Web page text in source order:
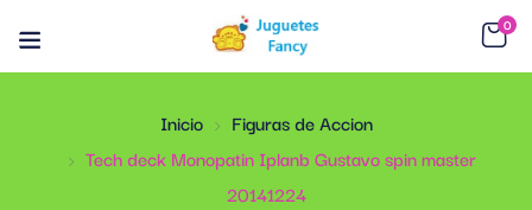
0
Inicio
Figuras de Accion
Tech deck Monopatin Iplanb Gustavo spin master
20141224